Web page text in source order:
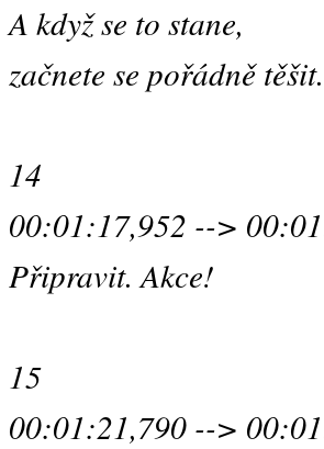
A když se to stane,
začnete se pořádně těšit.
14
00:01:17,952 -->
Připravit. Akce!
15
00:01:21,790 -->